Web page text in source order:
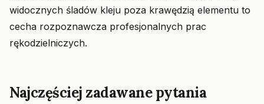
widocznych śladów kleju poza krawędzią elementu to
cecha rozpoznawcza profesjonalnych prac
rękodzielniczych.
Najczęściej zadawane pytania